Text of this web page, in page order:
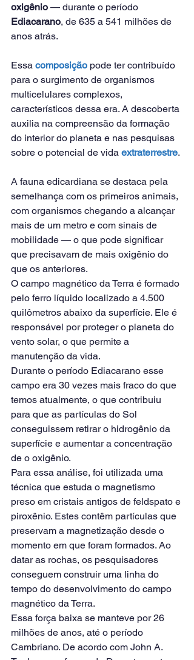
oxigênio — durante o período
Ediacarano, de 635 a 541 milhões de
anos atrás.
Essa composição pode ter contribuído
para o surgimento de organismos
multicelulares complexos,
característicos dessa era. A descoberta
auxilia na compreensão da formação
do interior do planeta e nas pesquisas
sobre o potencial de vida extraterrestre.
A fauna edicardiana se destaca pela
semelhança com os primeiros animais,
com organismos chegando a alcançar
mais de um metro e com sinais de
mobilidade — o que pode significar
que precisavam de mais oxigênio do
que os anteriores.
O campo magnético da Terra é formado
pelo ferro líquido localizado a 4.500
quilômetros abaixo da superfície. Ele é
responsável por proteger o planeta do
vento solar, o que permite a
manutenção da vida.
Durante o período Ediacarano esse
campo era 30 vezes mais fraco do que
temos atualmente, o que contribuiu
para que as partículas do Sol
conseguissem retirar o hidrogênio da
superfície e aumentar a concentração
de o oxigênio.
Para essa análise, foi utilizada uma
técnica que estuda o magnetismo
preso em cristais antigos de feldspato e
piroxênio. Estes contêm partículas que
preservam a magnetização desde o
momento em que foram formados. Ao
datar as rochas, os pesquisadores
conseguem construir uma linha do
tempo do desenvolvimento do campo
magnético da Terra.
Essa força baixa se manteve por 26
milhões de anos, até o período
Cambriano. De acordo com John A.